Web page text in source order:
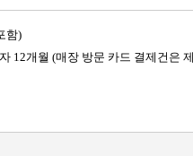
함)
12개월 (매장 방문 카드 결제건은